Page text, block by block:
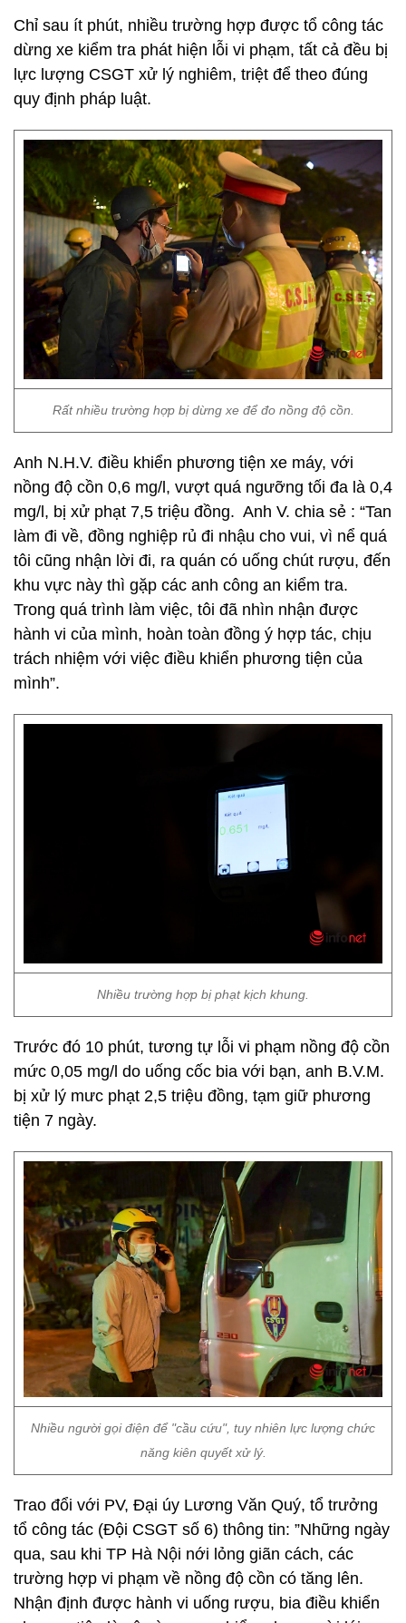
Chỉ sau ít phút, nhiều trường hợp được tổ công tác
dừng xe kiểm tra phát hiện lỗi vi phạm, tất cả đều bị
lực lượng CSGT xử lý nghiêm, triệt để theo đúng
quy định pháp luật.
Rất nhiều trường hợp bị dừng xe để đo nồng độ cồn.
Anh N.H.V. điều khiển phương tiện xe máy, với
nồng độ cồn 0,6 mg/l, vượt quá ngưỡng tối đa là 0,4
mg/l, bị xử phạt 7,5 triệu đồng. Anh V. chia sẻ : “Tan
làm đi về, đồng nghiệp rủ đi nhậu cho vui, vì nể quá
tôi cũng nhận lời đi, ra quán có uống chút rượu, đến
khu vực này thì gặp các anh công an kiểm tra.
Trong quá trình làm việc, tôi đã nhìn nhận được
hành vi của mình, hoàn toàn đồng ý hợp tác, chịu
trách nhiệm với việc điều khiển phương tiện của
mình”.
Nhiều trường hợp bị phạt kịch khung.
Trước đó 10 phút, tương tự lỗi vi phạm nồng độ cồn
mức 0,05 mg/l do uống cốc bia với bạn, anh B.V.M.
bị xử lý mưc phạt 2,5 triệu đồng, tạm giữ phương
tiện 7 ngày.
Nhiều người gọi điện để "cầu cứu", tuy nhiên lực lượng chức
năng kiên quyết xử lý.
Trao đổi với PV, Đại úy Lương Văn Quý, tổ trưởng
tổ công tác (Đội CSGT số 6) thông tin: ”Những ngày
qua, sau khi TP Hà Nội nới lỏng giãn cách, các
trường hợp vi phạm về nồng độ cồn có tăng lên.
Nhận định được hành vi uống rượu, bia điều khiển